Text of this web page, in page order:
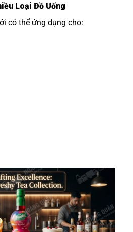
Loại Đồ Uống
có thể ứng dụng cho: